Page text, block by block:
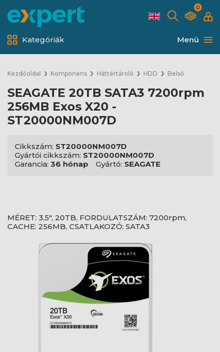
0
Menü
Kategóriák
Kezdőoldal Komponens Háttértároló HDD Belső
SEAGATE 20TB SATA3 7200rpm
256MB Exos X20 -
ST20000NM007D
Cikkszám: ST20000NM007D
Gyártói cikkszám: ST20000NM007D
Garancia: 36 hónap Gyártó: SEAGATE
MÉRET: 3,5", 20TB, FORDULATSZÁM: 7200rpm,
CACHE: 256MB, CSATLAKOZÓ: SATA3